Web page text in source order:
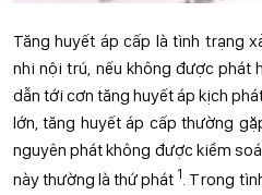
Tăng huyết áp cấp là tình trạng
nhi nội trú, nếu không được phát
dẫn tới cơn tăng huyết áp kịch
lớn, tăng huyết áp cấp thường
nguyên phát không được kiểm
này thường là thứ phát 1. Trong